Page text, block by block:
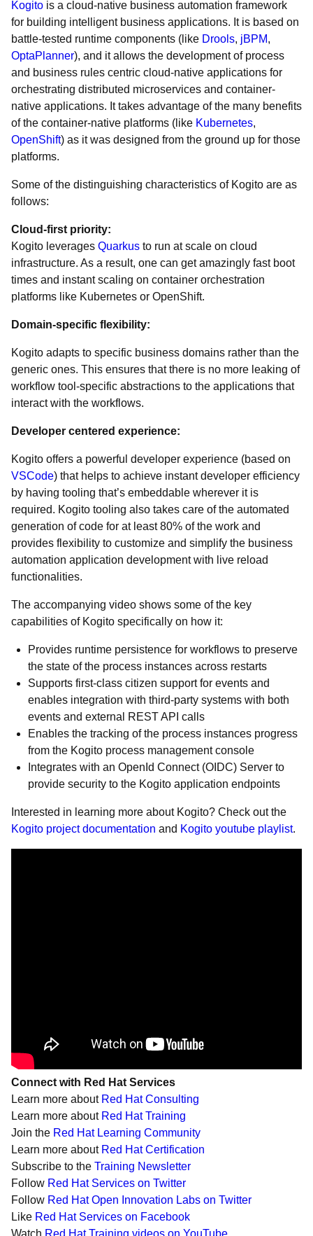
Kogito is a cloud-native business automation framework
for building intelligent business applications. It is based on
battle-tested runtime components (like Drools, jBPM,
OptaPlanner), and it allows the development of process
and business rules centric cloud-native applications for
orchestrating distributed microservices and container-
native applications. It takes advantage of the many benefits
of the container-native platforms (like Kubernetes,
OpenShift) as it was designed from the ground up for those
platforms.
Some of the distinguishing characteristics of Kogito are as
follows:
Cloud-first priority:
Kogito leverages Quarkus to run at scale on cloud
infrastructure. As a result, one can get amazingly fast boot
times and instant scaling on container orchestration
platforms like Kubernetes or OpenShift.
Domain-specific flexibility:
Kogito adapts to specific business domains rather than the
generic ones. This ensures that there is no more leaking of
workflow tool-specific abstractions to the applications that
interact with the workflows.
Developer centered experience:
Kogito offers a powerful developer experience (based on
VSCode) that helps to achieve instant developer efficiency
by having tooling that’s embeddable wherever it is
required. Kogito tooling also takes care of the automated
generation of code for at least 80% of the work and
provides flexibility to customize and simplify the business
automation application development with live reload
functionalities.
The accompanying video shows some of the key
capabilities of Kogito specifically on how it:
Provides runtime persistence for workflows to preserve
the state of the process instances across restarts
Supports first-class citizen support for events and
enables integration with third-party systems with both
events and external REST API calls
Enables the tracking of the process instances progress
from the Kogito process management console
Integrates with an OpenId Connect (OIDC) Server to
provide security to the Kogito application endpoints
Interested in learning more about Kogito? Check out the
Kogito project documentation and Kogito youtube playlist.
Connect with Red Hat Services
Learn more about Red Hat Consulting
Learn more about Red Hat Training
Join the Red Hat Learning Community
Learn more about Red Hat Certification
Subscribe to the Training Newsletter
Follow Red Hat Services on Twitter
Follow Red Hat Open Innovation Labs on Twitter
Like Red Hat Services on Facebook
Watch Red Hat Training videos on YouTube